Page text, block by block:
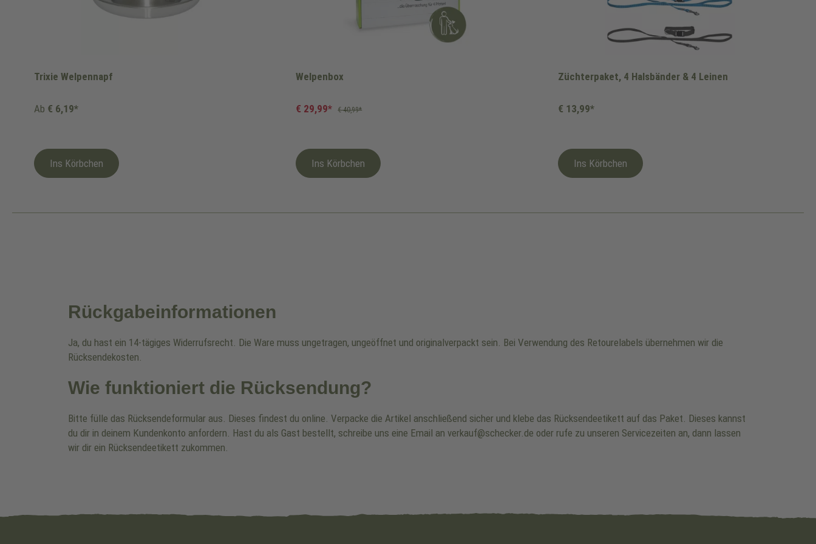
Trixie Welpennapf
Ab € 6,19*
Ins Körbchen
Welpenbox
€ 29,99* € 40,99*
Ins Körbchen
Züchterpaket, 4 Halsbänder & 4 Leinen
€ 13,99*
Ins Körbchen
Rückgabeinformationen
Ja, du hast ein 14-tägiges Widerrufsrecht. Die Ware muss ungetragen, ungeöffnet und originalverpackt sein. Bei Verwendung des Retourelabels übernehmen wir die
Rücksendekosten.
Wie funktioniert die Rücksendung?
Bitte fülle das Rücksendeformular aus. Dieses findest du online. Verpacke die Artikel anschließend sicher und klebe das Rücksendeetikett auf das Paket. Dieses kannst
du dir in deinem Kundenkonto anfordern. Hast du als Gast bestellt, schreibe uns eine Email an verkauf@schecker.de oder rufe zu unseren Servicezeiten an, dann lassen
wir dir ein Rücksendeetikett zukommen.